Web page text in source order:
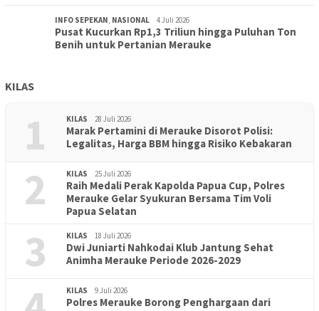
INFO SEPEKAN, NASIONAL 4 Juli 2026
Pusat Kucurkan Rp1,3 Triliun hingga Puluhan Ton
Benih untuk Pertanian Merauke
KILAS
1 KILAS 28 Juli 2026
Marak Pertamini di Merauke Disorot Polisi:
Legalitas, Harga BBM hingga Risiko Kebakaran
2 KILAS 25 Juli 2026
Raih Medali Perak Kapolda Papua Cup, Polres
Merauke Gelar Syukuran Bersama Tim Voli
Papua Selatan
3 KILAS 18 Juli 2026
Dwi Juniarti Nahkodai Klub Jantung Sehat
Animha Merauke Periode 2026-2029
KILAS 9 Juli 2026
Polres Merauke Borong Penghargaan dari